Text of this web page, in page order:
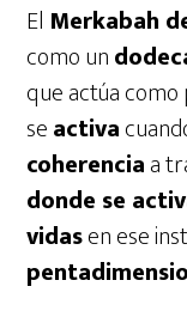
El Merkabah
como un
que actúa
seactiva
coherenciaa
donde se
vidasen ese